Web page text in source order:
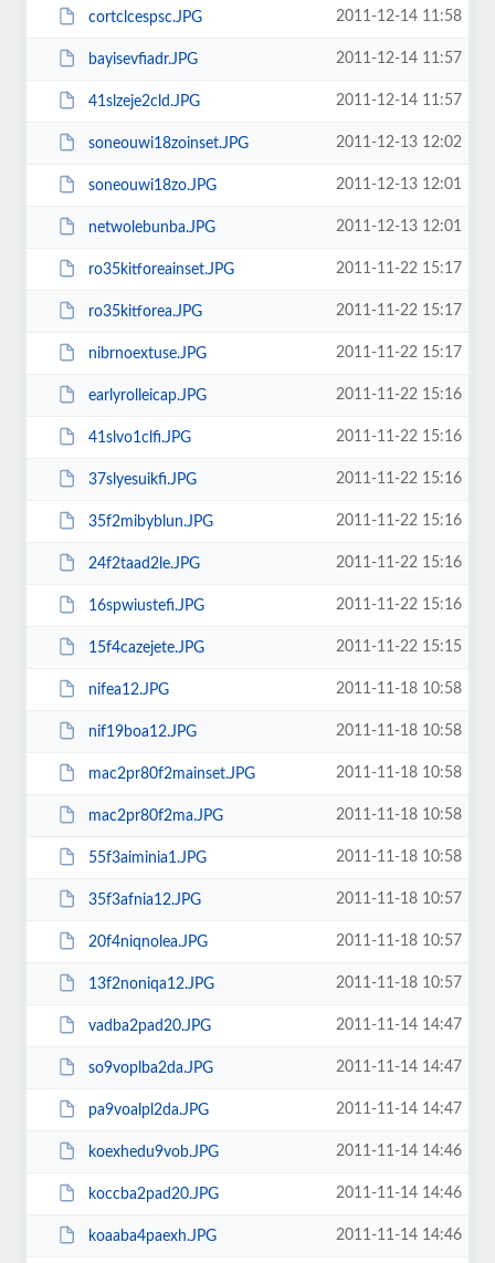
cortclcespsc.JPG 2011-12-14 11:58
bayisevfiadr.JPG 2011-12-14 11:57
41slzeje2cld.JPG 2011-12-14 11:57
soneouwi18zoinset.JPG 2011-12-13 12:02
soneouwi18zo.JPG 2011-12-13 12:01
netwolebunba.JPG 2011-12-13 12:01
ro35kitforeainset.JPG 2011-11-22 15:17
ro35kitforea.JPG 2011-11-22 15:17
nibrnoextuse.JPG 2011-11-22 15:17
earlyrolleicap.JPG 2011-11-22 15:16
41slvo1clfi.JPG 2011-11-22 15:16
37slyesuikfi.JPG 2011-11-22 15:16
35f2mibyblun.JPG 2011-11-22 15:16
24f2taad2le.JPG 2011-11-22 15:16
16spwiustefi.JPG 2011-11-22 15:16
15f4cazejete.JPG 2011-11-22 15:15
nifea12.JPG 2011-11-18 10:58
nif19boa12.JPG 2011-11-18 10:58
mac2pr80f2mainset.JPG 2011-11-18 10:58
mac2pr80f2ma.JPG 2011-11-18 10:58
55f3aiminia1.JPG 2011-11-18 10:58
35f3afnia12.JPG 2011-11-18 10:57
20f4niqnolea.JPG 2011-11-18 10:57
13f2noniqa12.JPG 2011-11-18 10:57
vadba2pad20.JPG 2011-11-14 14:47
so9voplba2da.JPG 2011-11-14 14:47
pa9voalpl2da.JPG 2011-11-14 14:47
koexhedu9vob.JPG 2011-11-14 14:46
koccba2pad20.JPG 2011-11-14 14:46
koaaba4paexh.JPG 2011-11-14 14:46